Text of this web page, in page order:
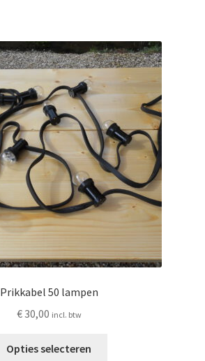
Deze
optie
gekozen
worden
op
de
productpagina
Prikkabel 50 lampen
€30,00 incl. btw
Opties selecteren